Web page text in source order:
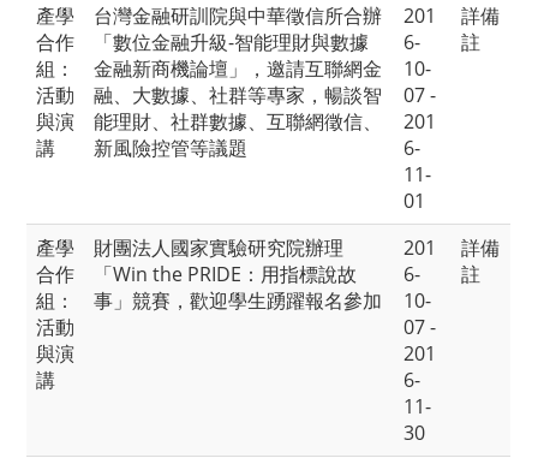
產學
合作
組：
活動
與演
講
台灣金融研訓院與中華徵信所合辦
「數位金融升級-智能理財與數據
金融新商機論壇」，邀請互聯網金
融、大數據、社群等專家，暢談智
能理財、社群數據、互聯網徵信、
新風險控管等議題
201
6-
10-
07 -
201
6-
11-
01
詳備
註
產學
合作
組：
活動
與演
講
財團法人國家實驗研究院辦理
「Win the PRIDE：用指標說故
事」競賽，歡迎學生踴躍報名參加
201
6-
10-
07 -
201
6-
11-
30
詳備
註